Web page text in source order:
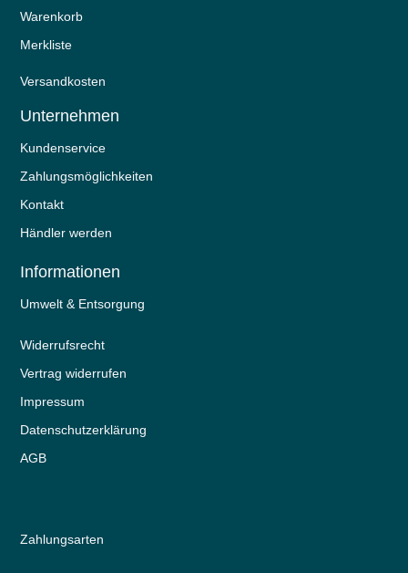
Warenkorb
Merkliste
Versandkosten
Unternehmen
Kundenservice
Zahlungsmöglichkeiten
Kontakt
Händler werden
Informationen
Umwelt & Entsorgung
Widerrufs­recht
Vertrag widerrufen
Impressum
Daten­schutz­erklärung
AGB
Zahlungsarten